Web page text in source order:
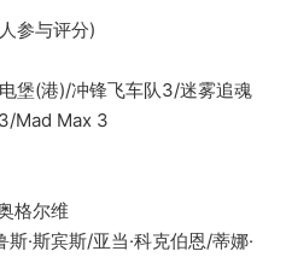
参与评分)
(港)/冲锋飞车队3/迷雾追魂
Mad Max 3
尔维
宾斯/亚当·科克伯恩/蒂娜·